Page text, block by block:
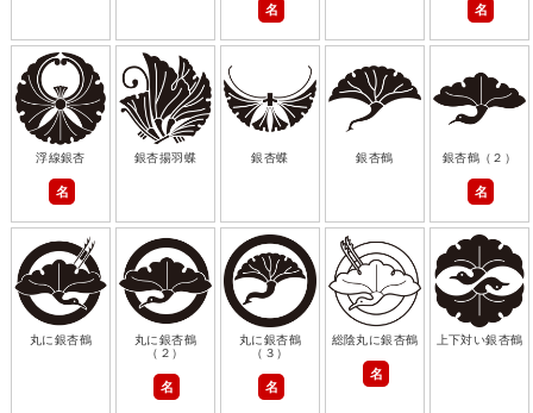
名 名
浮線銀杏
名
銀杏揚羽蝶 銀杏蝶 銀杏鶴 銀杏鶴（２）
名
丸に銀杏鶴
丸に銀杏鶴
（２）
名
丸に銀杏鶴
（３）
名
総陰丸に銀杏鶴
名
上下対い銀杏鶴